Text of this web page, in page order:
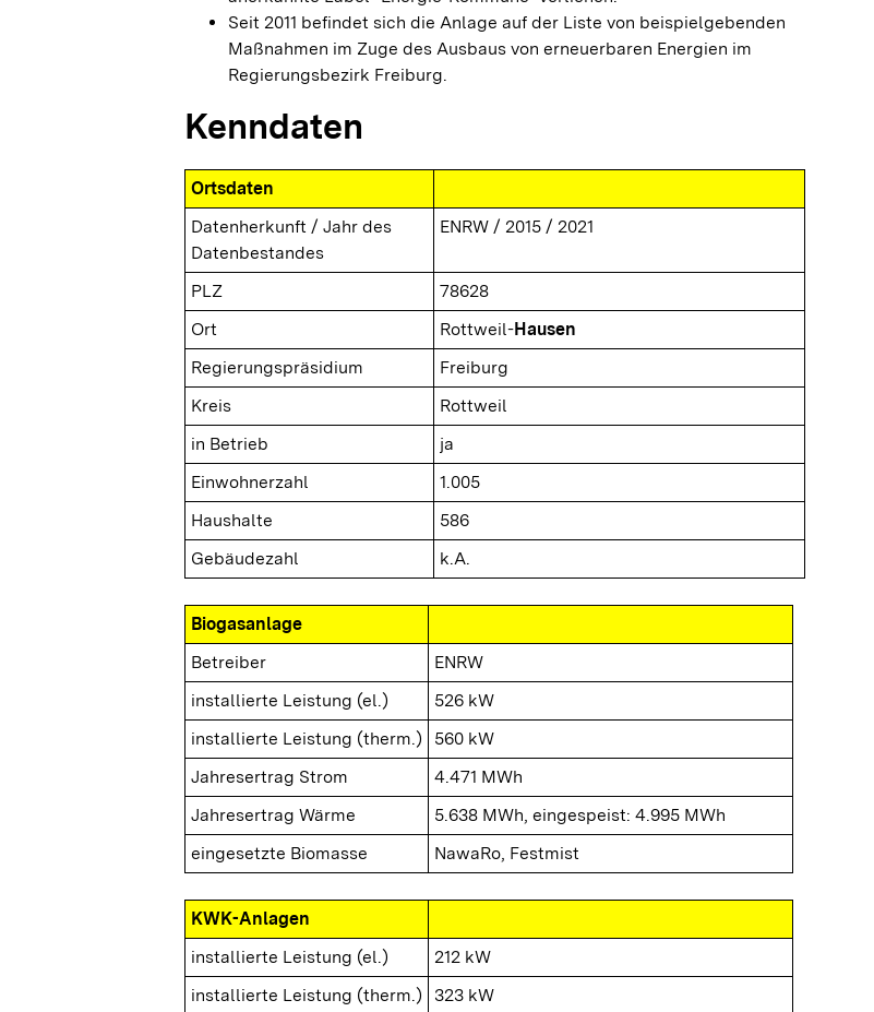
Seit 2011 befindet sich die Anlage auf der Liste von beispielgebenden
Maßnahmen im Zuge des Ausbaus von erneuerbaren Energien im
Regierungsbezirk Freiburg.
Kenndaten
Ortsdaten
Datenherkunft / Jahr des
Datenbestandes
ENRW / 2015 / 2021
PLZ
78628
Ort
Rottweil-Hausen
Regierungspräsidium
Freiburg
Kreis
Rottweil
in Betrieb
ja
Einwohnerzahl
1.005
Haushalte
586
Gebäudezahl
k.A.
Biogasanlage
Betreiber
ENRW
installierte Leistung (el.)
526 kW
installierte Leistung (therm.)
560 kW
Jahresertrag Strom
4.471 MWh
Jahresertrag Wärme
5.638 MWh, eingespeist: 4.995 MWh
eingesetzte Biomasse
NawaRo, Festmist
KWK-Anlagen
installierte Leistung (el.)
212 kW
installierte Leistung (therm.)
323 kW